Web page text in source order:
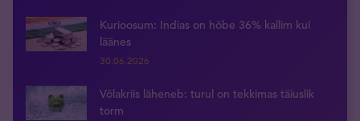
Kurioosum: Indias on hõbe 36% kallim kui
läänes
30.06.2026
Võlakriis läheneb: turul on tekkimas täiuslik
torm